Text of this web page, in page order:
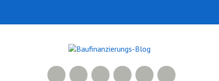
Facebook
500px
LinkedIn
Xing
RSS Feed